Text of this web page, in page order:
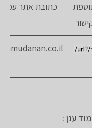
כתובת אתר עמוד
amudanan.co.il
ענן :